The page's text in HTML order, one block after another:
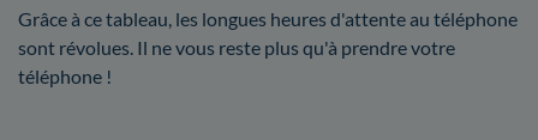
Grâce à ce tableau, les longues heures d'attente au téléphone
sont révolues. Il ne vous reste plus qu'à prendre votre
téléphone !